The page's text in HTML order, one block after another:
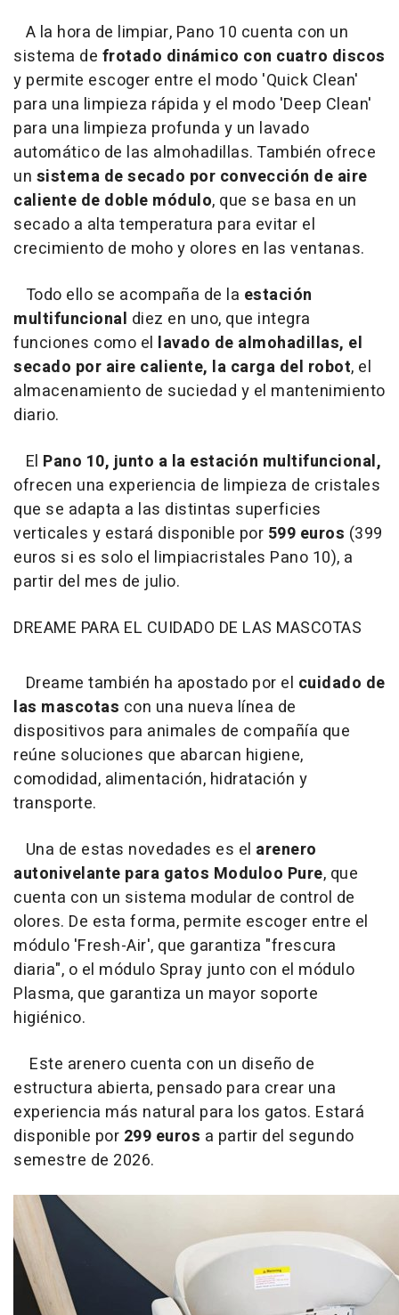
A la hora de limpiar, Pano 10 cuenta con un
sistema de frotado dinámico con cuatro discos
y permite escoger entre el modo 'Quick Clean'
para una limpieza rápida y el modo 'Deep Clean'
para una limpieza profunda y un lavado
automático de las almohadillas. También ofrece
un sistema de secado por convección de aire
caliente de doble módulo, que se basa en un
secado a alta temperatura para evitar el
crecimiento de moho y olores en las ventanas.
Todo ello se acompaña de la estación
multifuncional diez en uno, que integra
funciones como el lavado de almohadillas, el
secado por aire caliente, la carga del robot, el
almacenamiento de suciedad y el mantenimiento
diario.
El Pano 10, junto a la estación multifuncional,
ofrecen una experiencia de limpieza de cristales
que se adapta a las distintas superficies
verticales y estará disponible por 599 euros (399
euros si es solo el limpiacristales Pano 10), a
partir del mes de julio.
DREAME PARA EL CUIDADO DE LAS MASCOTAS
Dreame también ha apostado por el cuidado de
las mascotas con una nueva línea de
dispositivos para animales de compañía que
reúne soluciones que abarcan higiene,
comodidad, alimentación, hidratación y
transporte.
Una de estas novedades es el arenero
autonivelante para gatos Moduloo Pure, que
cuenta con un sistema modular de control de
olores. De esta forma, permite escoger entre el
módulo 'Fresh-Air', que garantiza "frescura
diaria", o el módulo Spray junto con el módulo
Plasma, que garantiza un mayor soporte
higiénico.
Este arenero cuenta con un diseño de
estructura abierta, pensado para crear una
experiencia más natural para los gatos. Estará
disponible por 299 euros a partir del segundo
semestre de 2026.